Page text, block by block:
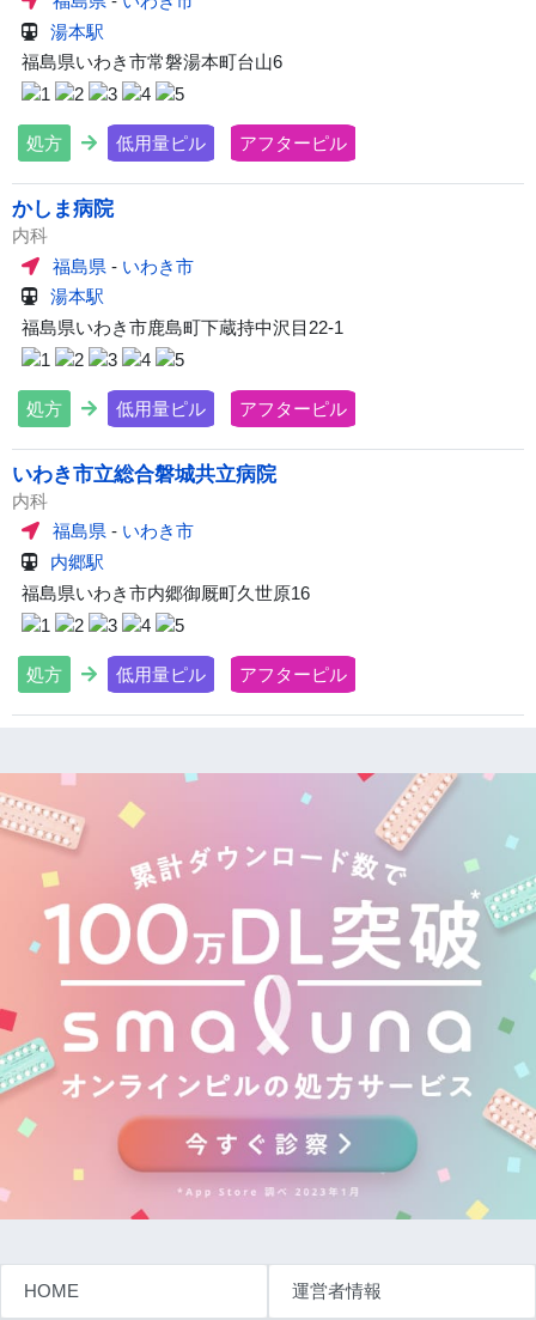
湯本駅
福島県いわき市常磐湯本町台山6
処方 低用量ピル アフターピル
かしま病院
内科
福島県 - いわき市
湯本駅
福島県いわき市鹿島町下蔵持中沢目22-1
処方 低用量ピル アフターピル
いわき市立総合磐城共立病院
内科
福島県 - いわき市
内郷駅
福島県いわき市内郷御厩町久世原16
処方 低用量ピル アフターピル
HOME 運営者情報